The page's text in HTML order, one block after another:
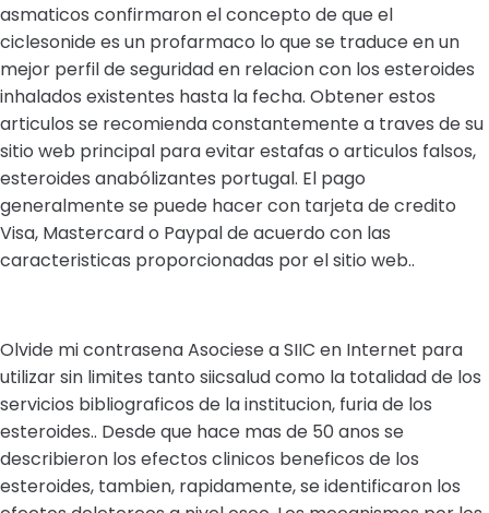
asmaticos confirmaron el concepto de que el
ciclesonide es un profarmaco lo que se traduce en un
mejor perfil de seguridad en relacion con los esteroides
inhalados existentes hasta la fecha. Obtener estos
articulos se recomienda constantemente a traves de su
sitio web principal para evitar estafas o articulos falsos,
esteroides anabólizantes portugal. El pago
generalmente se puede hacer con tarjeta de credito
Visa, Mastercard o Paypal de acuerdo con las
caracteristicas proporcionadas por el sitio web..
Olvide mi contrasena Asociese a SIIC en Internet para
utilizar sin limites tanto siicsalud como la totalidad de los
servicios bibliograficos de la institucion, furia de los
esteroides.. Desde que hace mas de 50 anos se
describieron los efectos clinicos beneficos de los
esteroides, tambien, rapidamente, se identificaron los